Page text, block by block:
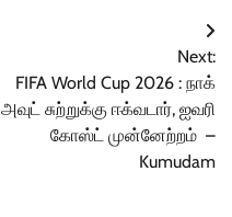
Next:
FIFA World Cup 2026 : நாக்
அவுட் சுற்றுக்கு ஈக்வடார், ஐவரி
கோஸ்ட் முன்னேற்றம் –
Kumudam